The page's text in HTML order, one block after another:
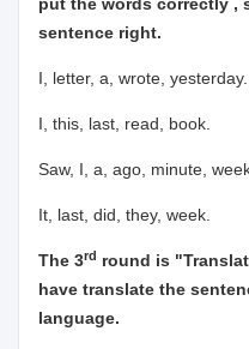
sentence right.
I, letter, a, wrote, yesterday.
I, this, last, read, book.
Saw, I, a, ago, minute,
It, last, did, they, week.
The 3rd round is
have translate the
language.